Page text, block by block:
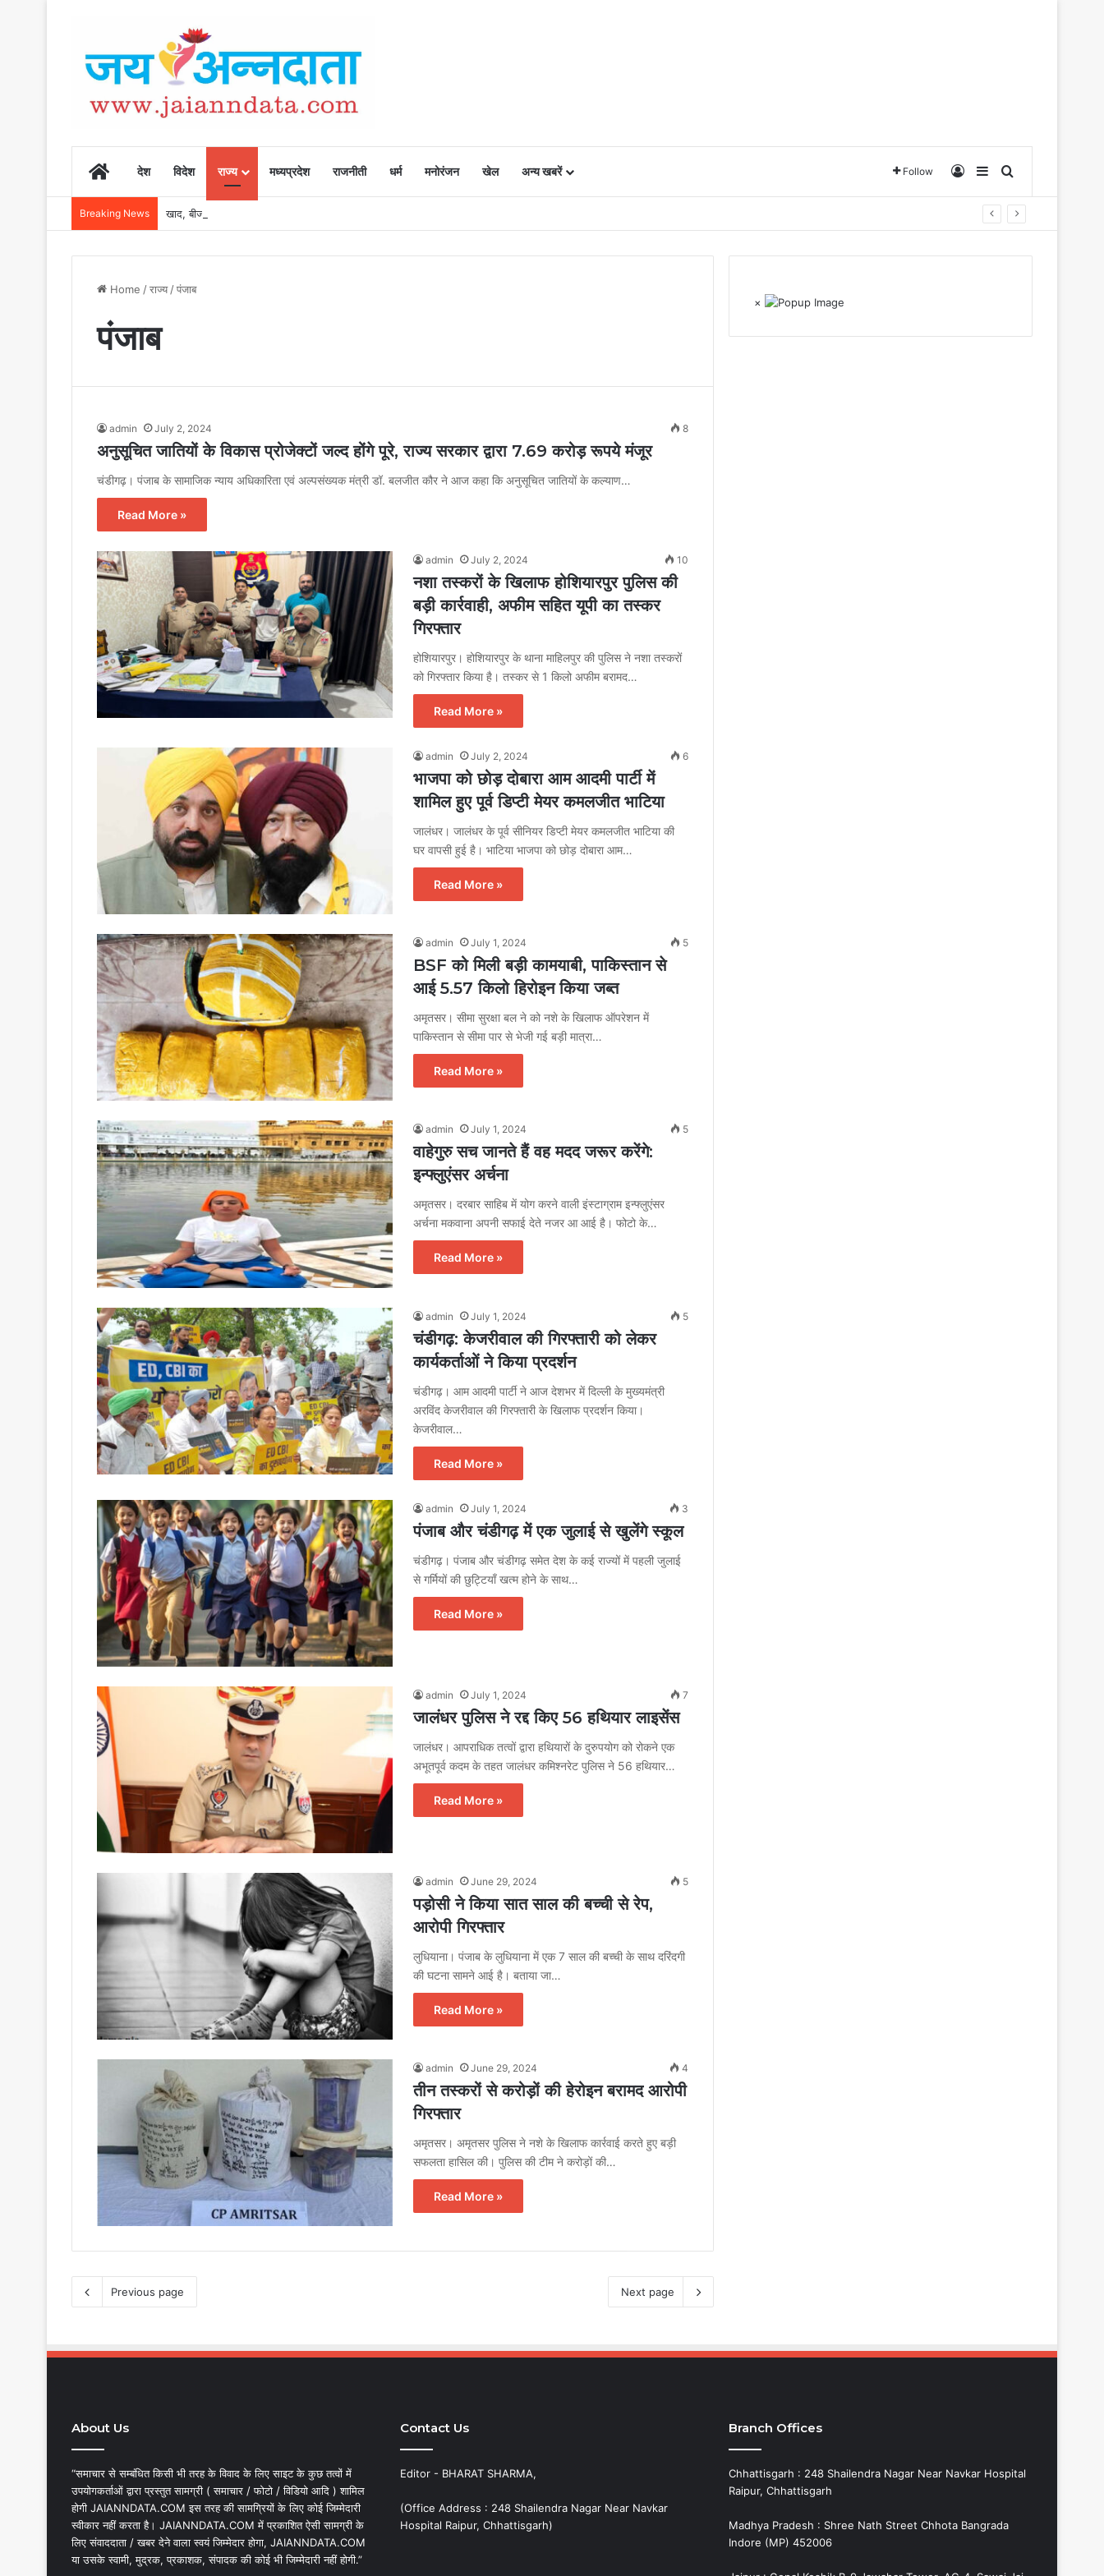
Homeदेश विदेश राज्य मध्यप्रदेश राजनीती धर्म मनोरंजन खेल अन्य खबरें Follow Log InSidebarSearch for
Breaking News खाद, बीज और उर्वरकों की समय पर उपलब्धता से किसानों में उत्साह, नैनो डीएपी और नैनो यूरिया बने किसानों के भरोसेमंद कृषि साथी…..
Home /राज्य/पंजाब
पंजाब
admin July 2, 2024 8
अनुसूचित जातियों के विकास प्रोजेक्टों जल्द होंगे पूरे, राज्य सरकार द्वारा 7.69 करोड़ रूपये मंजूर
चंडीगढ़। पंजाब के सामाजिक न्याय अधिकारिता एवं अल्पसंख्यक मंत्री डॉ. बलजीत कौर ने आज कहा कि अनुसूचित जातियों के कल्याण…
Read More »
admin July 2, 2024 10
नशा तस्करों के खिलाफ होशियारपुर पुलिस की
बड़ी कार्रवाही, अफीम सहित यूपी का तस्कर
गिरफ्तार
होशियारपुर। होशियारपुर के थाना माहिलपुर की पुलिस ने नशा तस्करों
को गिरफ्तार किया है। तस्कर से 1 किलो अफीम बरामद…
Read More »
admin July 2, 2024 6
भाजपा को छोड़ दोबारा आम आदमी पार्टी में
शामिल हुए पूर्व डिप्टी मेयर कमलजीत भाटिया
जालंधर। जालंधर के पूर्व सीनियर डिप्टी मेयर कमलजीत भाटिया की
घर वापसी हुई है। भाटिया भाजपा को छोड़ दोबारा आम…
Read More »
admin July 1, 2024 5
BSF को मिली बड़ी कामयाबी, पाकिस्तान से
आई 5.57 किलो हिरोइन किया जब्त
अमृतसर। सीमा सुरक्षा बल ने को नशे के खिलाफ ऑपरेशन में
पाकिस्तान से सीमा पार से भेजी गई बड़ी मात्रा…
Read More »
admin July 1, 2024 5
वाहेगुरु सच जानते हैं वह मदद जरूर करेंगे:
इन्फ्लुएंसर अर्चना
अमृतसर। दरबार साहिब में योग करने वाली इंस्टाग्राम इन्फ्लुएंसर
अर्चना मकवाना अपनी सफाई देते नजर आ आई है। फोटो के…
Read More »
admin July 1, 2024 5
चंडीगढ़: केजरीवाल की गिरफ्तारी को लेकर
कार्यकर्ताओं ने किया प्रदर्शन
चंडीगढ़। आम आदमी पार्टी ने आज देशभर में दिल्ली के मुख्यमंत्री
अरविंद केजरीवाल की गिरफ्तारी के खिलाफ प्रदर्शन किया।
केजरीवाल…
Read More »
admin July 1, 2024 3
पंजाब और चंडीगढ़ में एक जुलाई से खुलेंगे स्कूल
चंडीगढ़। पंजाब और चंडीगढ़ समेत देश के कई राज्यों में पहली जुलाई
से गर्मियों की छुट्टियाँ खत्म होने के साथ…
Read More »
admin July 1, 2024 7
जालंधर पुलिस ने रद्द किए 56 हथियार लाइसेंस
जालंधर। आपराधिक तत्वों द्वारा हथियारों के दुरुपयोग को रोकने एक
अभूतपूर्व कदम के तहत जालंधर कमिश्नरेट पुलिस ने 56 हथियार…
Read More »
admin June 29, 2024 5
पड़ोसी ने किया सात साल की बच्ची से रेप,
आरोपी गिरफ्तार
लुधियाना। पंजाब के लुधियाना में एक 7 साल की बच्ची के साथ दरिंदगी
की घटना सामने आई है। बताया जा…
Read More »
admin June 29, 2024 4
तीन तस्करों से करोड़ों की हेरोइन बरामद आरोपी
गिरफ्तार
अमृतसर। अमृतसर पुलिस ने नशे के खिलाफ कार्रवाई करते हुए बड़ी
सफलता हासिल की। पुलिस की टीम ने करोड़ों की…
Read More »
Previous page Next page
×
About Us
“समाचार से सम्बंधित किसी भी तरह के विवाद के लिए साइट के कुछ तत्वों में
उपयोगकर्ताओं द्वारा प्रस्तुत सामग्री ( समाचार / फोटो / विडियो आदि ) शामिल
होगी JAIANNDATA.COM इस तरह की सामग्रियों के लिए कोई जिम्मेदारी
स्वीकार नहीं करता है। JAIANNDATA.COM में प्रकाशित ऐसी सामग्री के
लिए संवाददाता / खबर देने वाला स्वयं जिम्मेदार होगा, JAIANNDATA.COM
या उसके स्वामी, मुद्रक, प्रकाशक, संपादक की कोई भी जिम्मेदारी नहीं होगी.”
Contact Us
Editor - BHARAT SHARMA,
(Office Address : 248 Shailendra Nagar Near Navkar
Hospital Raipur, Chhattisgarh)
Branch Offices
Chhattisgarh : 248 Shailendra Nagar Near Navkar Hospital
Raipur, Chhattisgarh
Madhya Pradesh : Shree Nath Street Chhota Bangrada
Indore (MP) 452006